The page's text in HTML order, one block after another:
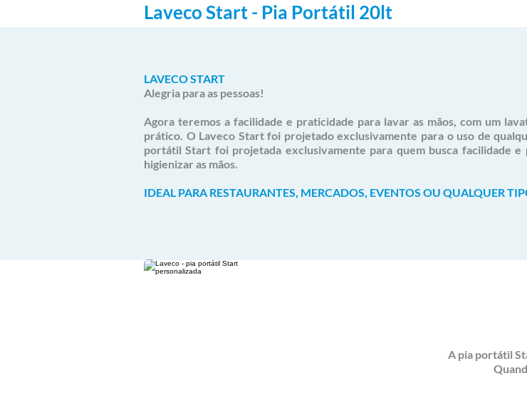
Laveco Start - Pia Portátil 20lt
LAVECO START
Alegria para as pessoas!
Agora teremos a facilidade e praticidade para lavar as mãos, com um
prático. O Laveco Start foi projetadoexclusivamente para o uso de
portátil Start foi projetada exclusivamente para quem busca facilidade e
higienizar as mãos.
IDEAL PARA RESTAURANTES, MERCADOS, EVENTOS OU QUALQUER
A pia portátil